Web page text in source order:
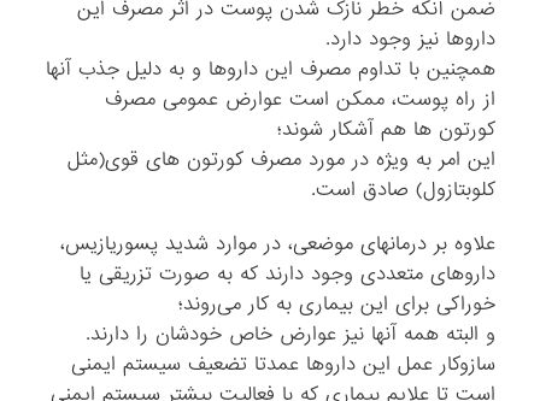
ضمن آنکه خطر نازک شدن پوست در اثر مصرف این
داروها نیز وجود دارد.
همچنین با تداوم مصرف این داروها و به دلیل جذب آنها
از راه پوست، ممکن است عوارض عمومی مصرف
کورتون ها هم آشکار شوند؛
این امر به ویژه در مورد مصرف کورتون های قوی(مثل
کلوبتازول) صادق است.
علاوه بر درمانهای موضعی، در موارد شدید پسوریازیس،
داروهای متعددی وجود دارند که به صورت تزریقی یا
خوراکی برای این بیماری به کار می‌روند؛
و البته همه آنها نیز عوارض خاص خودشان را دارند.
سازوکار عمل این داروها عمدتا تضعیف سیستم ایمنی
است تا علایم بیماری که با فعالیت بیشتر سیستم ایمنی